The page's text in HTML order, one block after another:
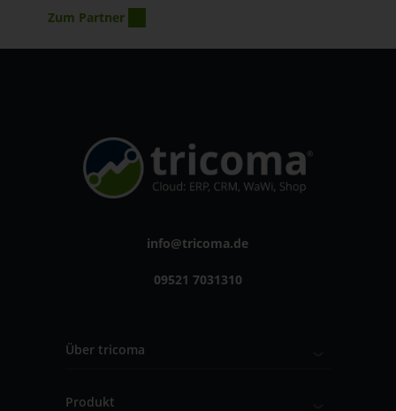
Zum Partner
info@tricoma.de
09521 7031310
Über tricoma
Produkt